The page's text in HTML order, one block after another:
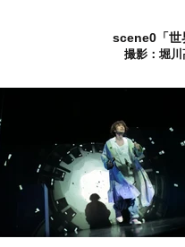
scene0「世
撮影：堀